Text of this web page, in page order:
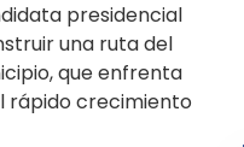
presidencial
una ruta del
que enfrenta
rápido crecimiento